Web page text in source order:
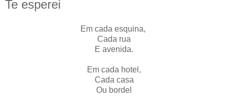
Te esperei
Em cada esquina,
Cada rua
E avenida.
Em cada hotel,
Cada casa
Ou bordel